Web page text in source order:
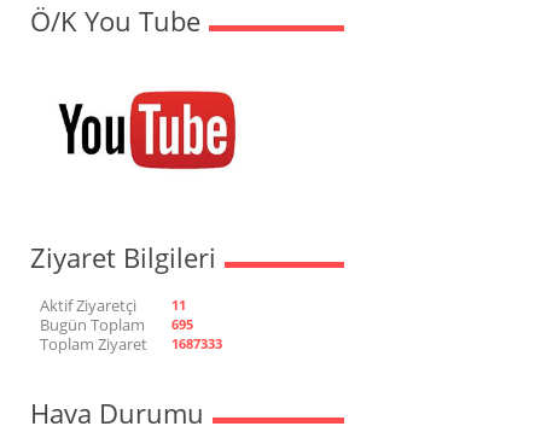
Ö/K You Tube
Ziyaret Bilgileri
Aktif Ziyaretçi 11
Bugün Toplam 695
Toplam Ziyaret 1687333
Hava Durumu